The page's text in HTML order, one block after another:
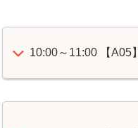
10:00～11:00 【A05】